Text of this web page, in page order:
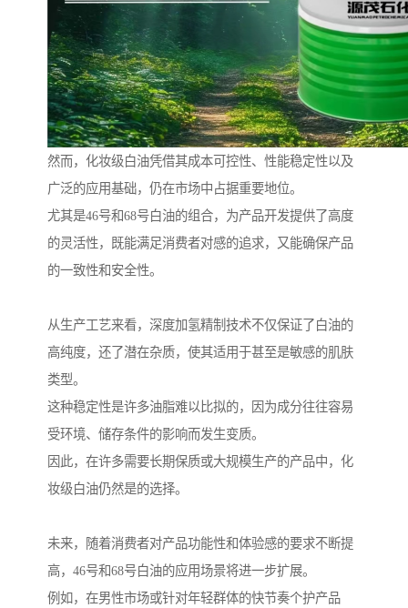
然而，化妆级白油凭借其成本可控性、性能稳定性以及
广泛的应用基础，仍在市场中占据重要地位。
尤其是46号和68号白油的组合，为产品开发提供了高度
的灵活性，既能满足消费者对感的追求，又能确保产品
的一致性和安全性。
从生产工艺来看，深度加氢精制技术不仅保证了白油的
高纯度，还了潜在杂质，使其适用于甚至是敏感的肌肤
类型。
这种稳定性是许多油脂难以比拟的，因为成分往往容易
受环境、储存条件的影响而发生变质。
因此，在许多需要长期保质或大规模生产的产品中，化
妆级白油仍然是的选择。
未来，随着消费者对产品功能性和体验感的要求不断提
高，46号和68号白油的应用场景将进一步扩展。
例如，在男性市场或针对年轻群体的快节奏个护产品